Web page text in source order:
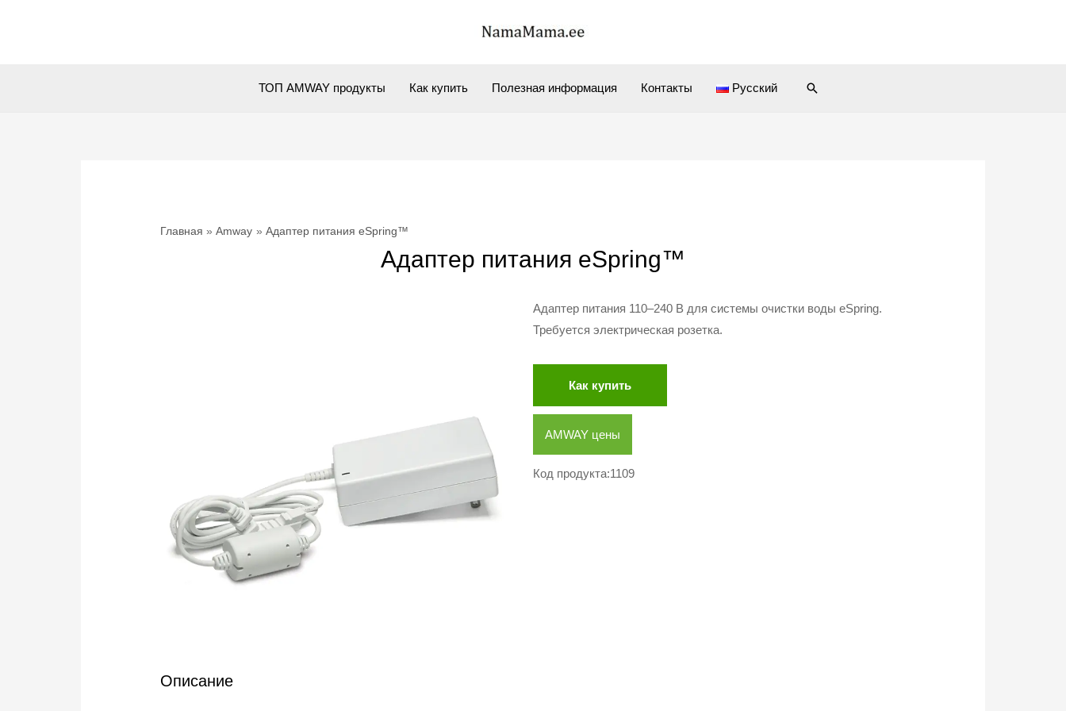
ТОП AMWAY продукты Как купить Полезная информация Контакты Русский Поиск
Главная Amway Адаптер питания eSpring™
Адаптер питания eSpring™
Адаптер питания 110–240 В для системы очистки воды eSpring.
Требуется электрическая розетка.
Как купить
AMWAY цены
Код продукта:1109
Описание